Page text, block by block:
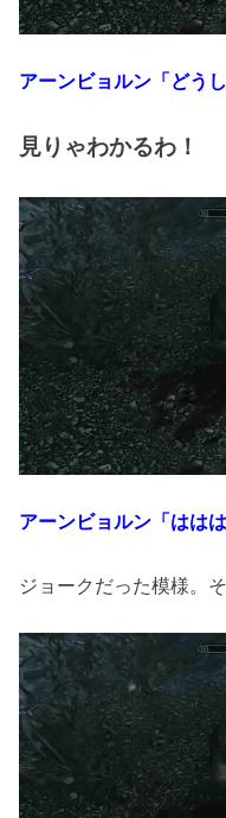
アーンビョルン「どう
見りゃわかるわ！
アーンビョルン「ははは
ジョークだった模様。